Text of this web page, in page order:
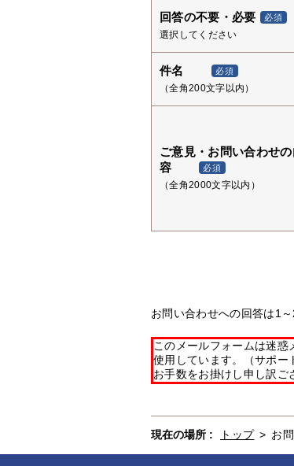
回答の不要・必要 必須
選択してください
件名 必須
（全角200文字以内）
ご意見・お問い合わせ
容
必須
（全角2000文字以内）
お問い合わせへの回答は1
このメールフォームは迷
使用しています。（サポー
お手数をお掛けし申し訳ご
現在の場所 : トップ > お